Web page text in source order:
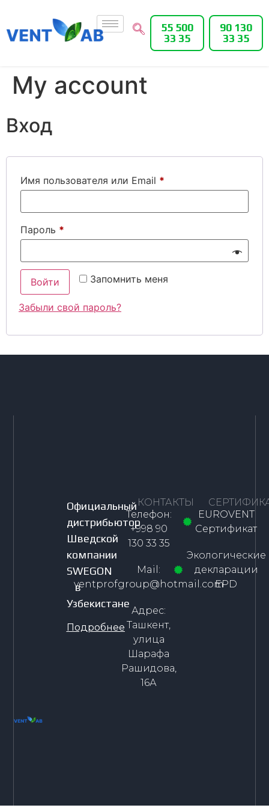
55 500
33 35
90 130
33 35
My account
Вход
Имя пользователя или Email *
Пароль *
Запомнить меня
Войти
Забыли свой пароль?
Официальный
дистрибьютор
Шведской
компании
SWEGON
в
Узбекистане
Подробнее
КОНТАКТЫ
Телефон:
+998 90
130 33 35
Mail:
ventprofgroup@hotmail.com
Адрес:
Ташкент,
улица
Шарафа
Рашидова,
16А
EUROVENT
Сертификат
Экологические
декларации
EPD